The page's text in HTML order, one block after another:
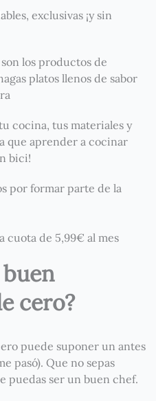
exclusivas ¡y sin
los productos de
platos llenos de sabor
cocina, tus materiales y
que aprender a cocinar
bici!
por formar parte de la
cuota de 5,99€ al mes
cero?
puede suponer un antes
pasó). Que no sepas
puedas ser un buen chef.